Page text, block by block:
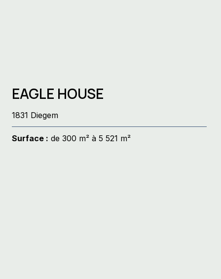
EAGLE HOUSE
1831 Diegem
Surface : de 300 m² à 5 521 m²